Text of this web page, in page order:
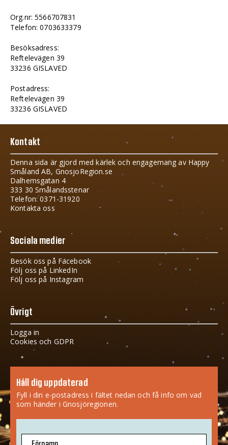
Org.nr: 5566707831
Telefon: 0703633379
Besöksadress:
Reftelevägen 39
33236 GISLAVED
Postadress:
Reftelevägen 39
33236 GISLAVED
Kontakt
Denna sida är gjord med kärlek och engagemang av Happy
Småland AB, GnosjoRegion.se
Dalhemsgatan 4
333 30 Smålandsstenar
Telefon: 0371-31920
Kontakta oss
Sociala medier
Besök oss på Facebook
Följ oss på LinkedIn
Följ oss på Instagram
Övrigt
Logga in
Cookies och GDPR
Håll dig uppdaterad
Fyll i din e-postadress i fältet nedan och få info om vad
som händer i Gnosjöregionen.